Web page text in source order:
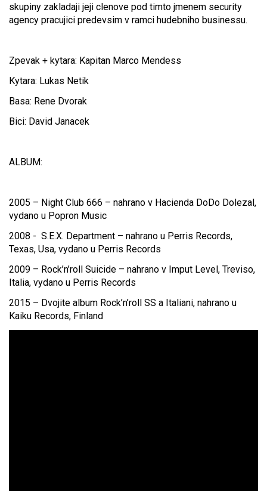
skupiny zakladaji jeji clenove pod timto jmenem security
agency pracujici predevsim v ramci hudebniho businessu.
Zpevak + kytara: Kapitan Marco Mendess
Kytara: Lukas Netik
Basa: Rene Dvorak
Bici: David Janacek
ALBUM:
2005 – Night Club 666 – nahrano v Hacienda DoDo Dolezal,
vydano u Popron Music
2008 - S.E.X. Department – nahrano u Perris Records,
Texas, Usa, vydano u Perris Records
2009 – Rock’n’roll Suicide – nahrano v Imput Level, Treviso,
Italia, vydano u Perris Records
2015 – Dvojite album Rock’n’roll SS a Italiani, nahrano u
Kaiku Records, Finland